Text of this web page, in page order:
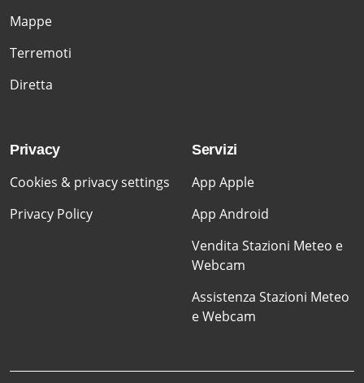
Mappe
Terremoti
Diretta
Privacy
Cookies & privacy settings
Privacy Policy
Servizi
App Apple
App Android
Vendita Stazioni Meteo e
Webcam
Assistenza Stazioni Meteo
e Webcam